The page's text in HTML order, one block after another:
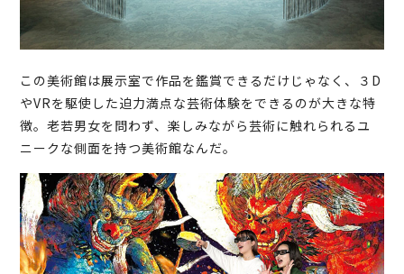
この美術館は展示室で作品を鑑賞できるだけじゃなく、３D
やVRを駆使した迫力満点な芸術体験をできるのが大きな特
徴。老若男女を問わず、楽しみながら芸術に触れられるユ
ニークな側面を持つ美術館なんだ。